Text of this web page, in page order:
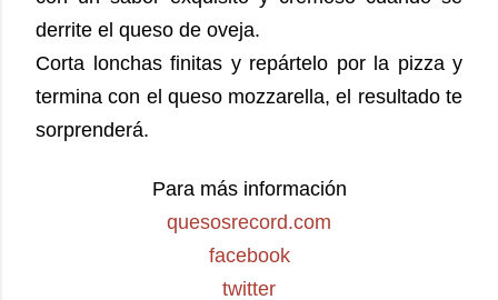
derrite el queso de oveja.
Corta lonchas finitas y repártelo por la pizza y
termina con el queso mozzarella, el resultado te
sorprenderá.
Para más información
quesosrecord.com
facebook
twitter